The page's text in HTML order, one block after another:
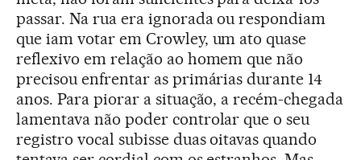
passar. Na rua era ignorada ou respondiam
que iam votar em Crowley, um ato quase
reflexivo em relação ao homem que não
precisou enfrentar as primárias durante 14
anos. Para piorar a situação, a recém-chegada
lamentava não poder controlar que o seu
registro vocal subisse duas oitavas quando